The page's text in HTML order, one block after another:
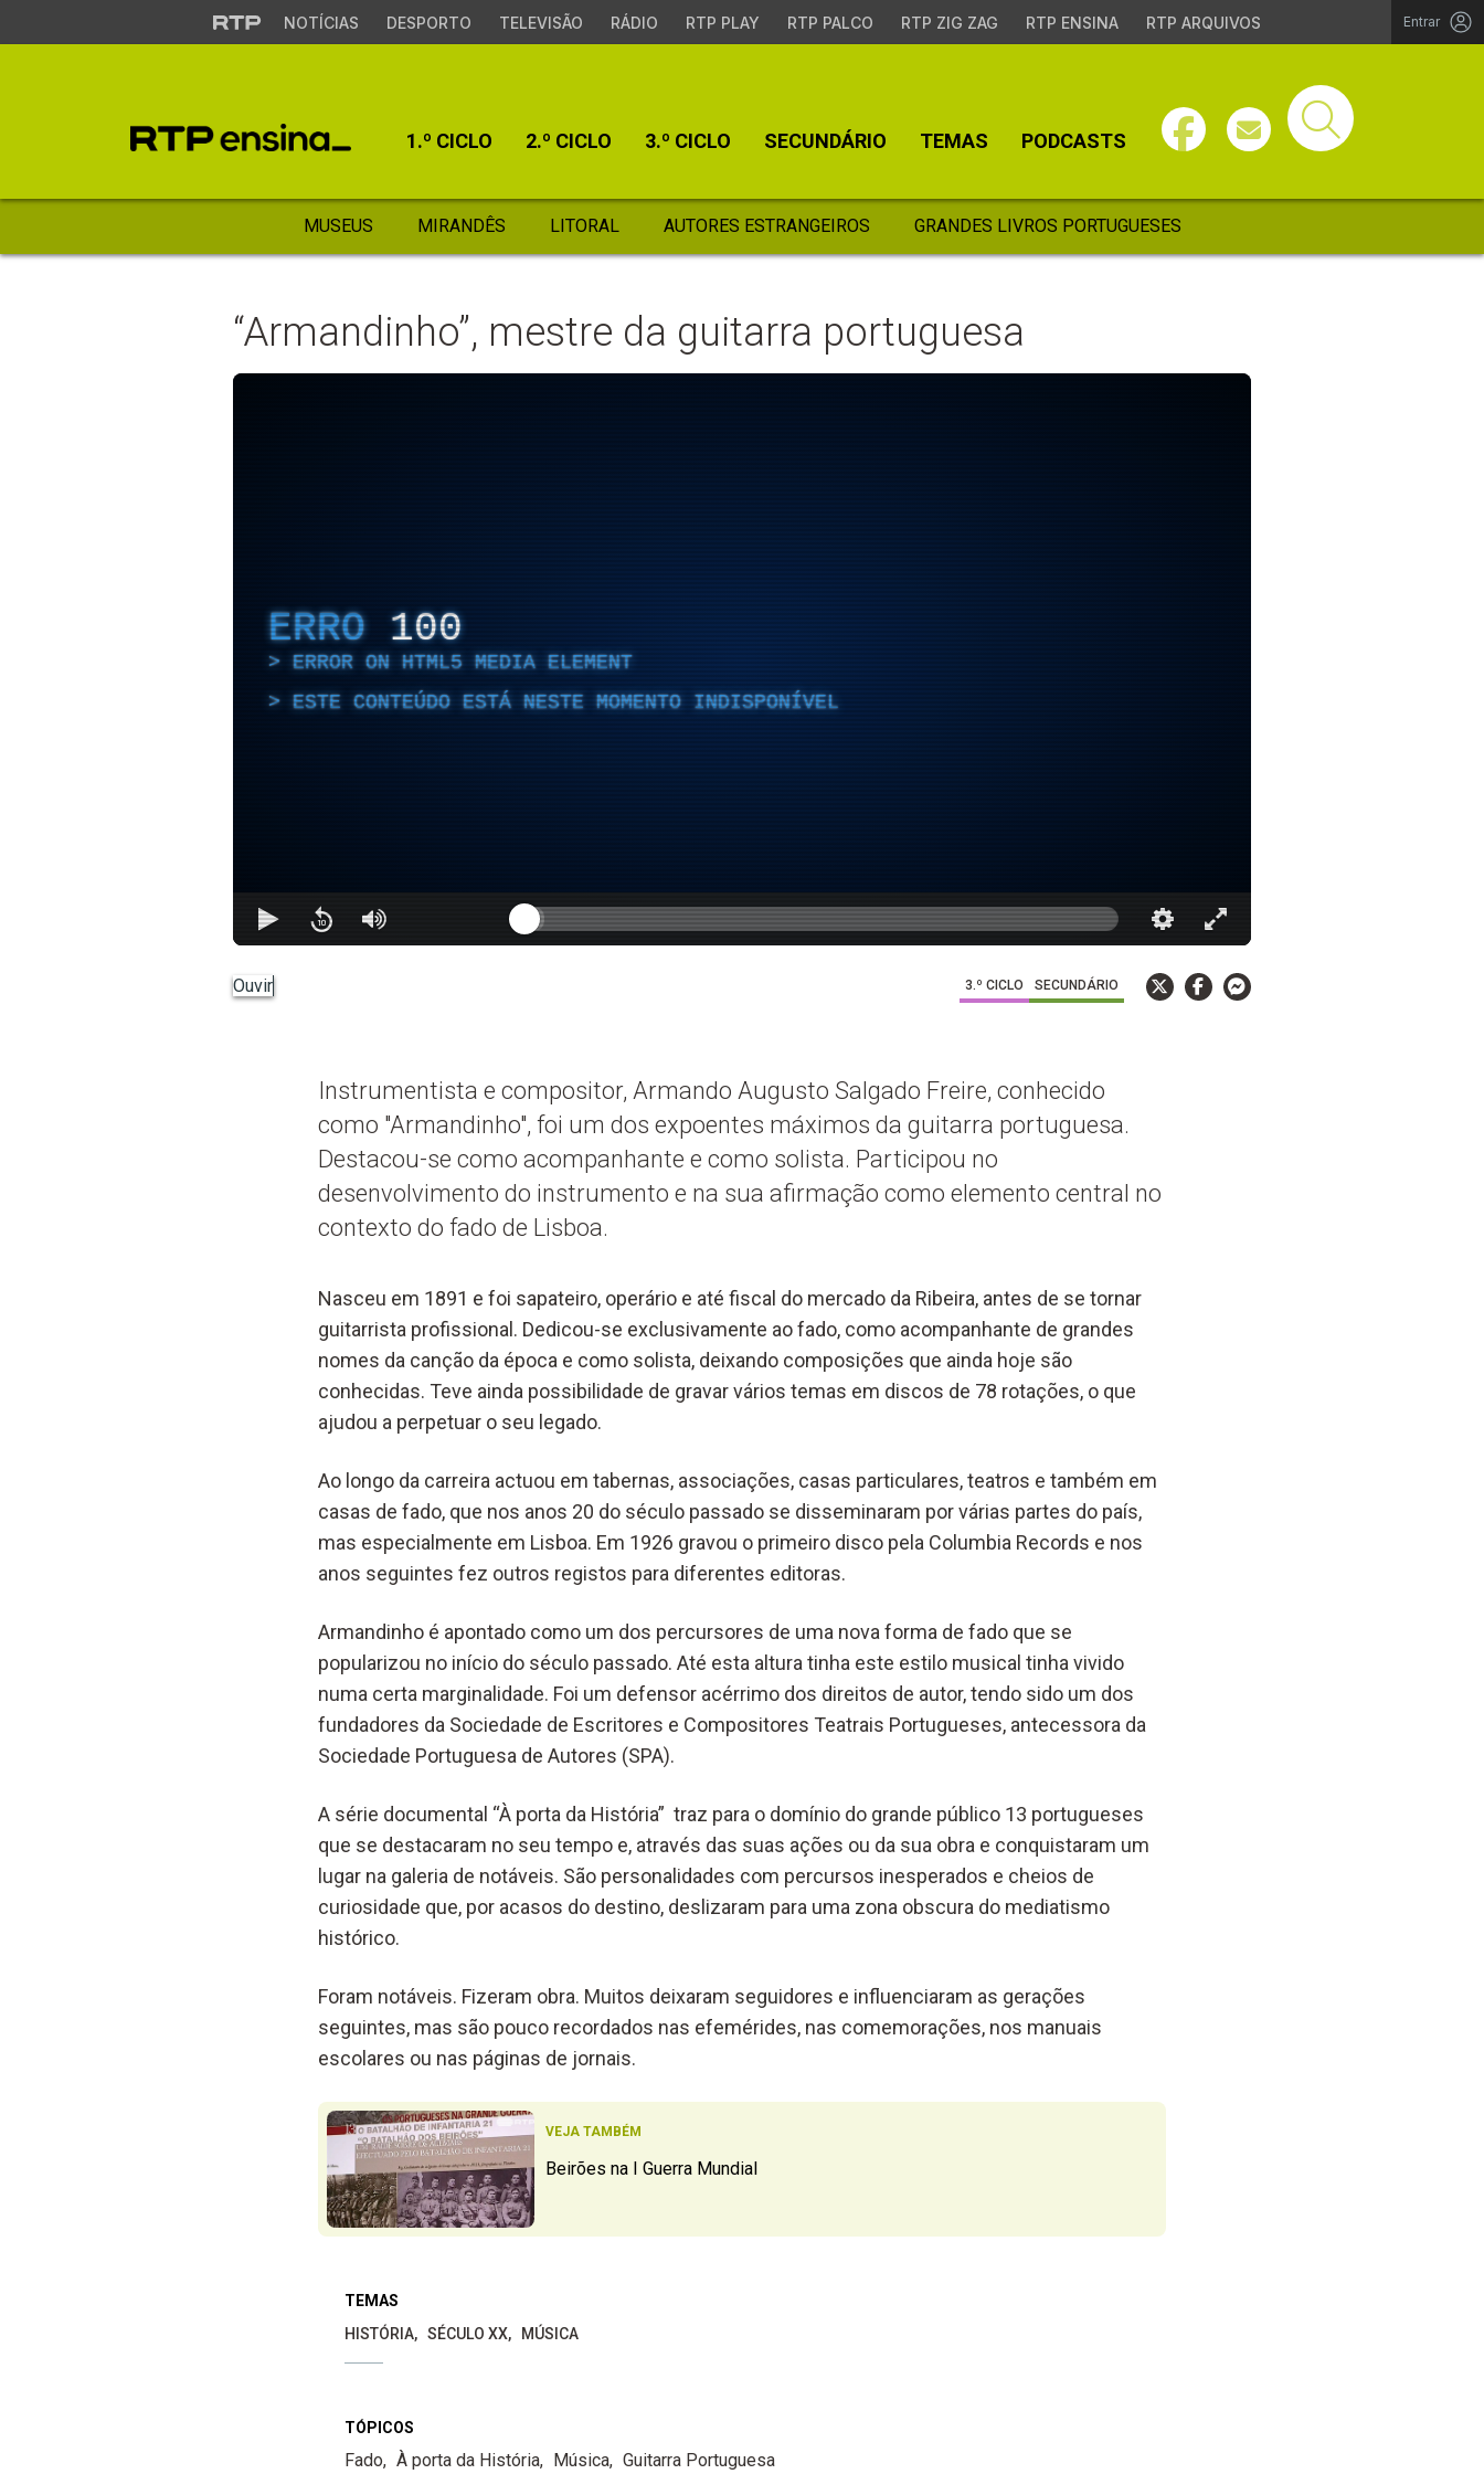
NOTÍCIAS DESPORTO TELEVISÃO RÁDIO RTP PLAY RTP PALCO RTP ZIG ZAG RTP ENSINA RTP ARQUIVOS Entrar
1.º CICLO 2.º CICLO 3.º CICLO SECUNDÁRIO TEMAS PODCASTS
MUSEUS MIRANDÊS LITORAL AUTORES ESTRANGEIROS GRANDES LIVROS PORTUGUESES
“Armandinho”, mestre da guitarra portuguesa
ERRO 100
ERROR ON HTML5 MEDIA ELEMENT
ESTE CONTEÚDO ESTÁ NESTE MOMENTO INDISPONÍVEL
Ouvir 3.º CICLO SECUNDÁRIO
Instrumentista e compositor, Armando Augusto Salgado Freire, conhecido
como "Armandinho", foi um dos expoentes máximos da guitarra portuguesa.
Destacou-se como acompanhante e como solista. Participou no
desenvolvimento do instrumento e na sua afirmação como elemento central no
contexto do fado de Lisboa.
Nasceu em 1891 e foi sapateiro, operário e até fiscal do mercado da Ribeira, antes de se tornar
guitarrista profissional. Dedicou-se exclusivamente ao fado, como acompanhante de grandes
nomes da canção da época e como solista, deixando composições que ainda hoje são
conhecidas. Teve ainda possibilidade de gravar vários temas em discos de 78 rotações, o que
ajudou a perpetuar o seu legado.
Ao longo da carreira actuou em tabernas, associações, casas particulares, teatros e também em
casas de fado, que nos anos 20 do século passado se disseminaram por várias partes do país,
mas especialmente em Lisboa. Em 1926 gravou o primeiro disco pela Columbia Records e nos
anos seguintes fez outros registos para diferentes editoras.
Armandinho é apontado como um dos percursores de uma nova forma de fado que se
popularizou no início do século passado. Até esta altura tinha este estilo musical tinha vivido
numa certa marginalidade. Foi um defensor acérrimo dos direitos de autor, tendo sido um dos
fundadores da Sociedade de Escritores e Compositores Teatrais Portugueses, antecessora da
Sociedade Portuguesa de Autores (SPA).
A série documental “À porta da História” traz para o domínio do grande público 13 portugueses
que se destacaram no seu tempo e, através das suas ações ou da sua obra e conquistaram um
lugar na galeria de notáveis. São personalidades com percursos inesperados e cheios de
curiosidade que, por acasos do destino, deslizaram para uma zona obscura do mediatismo
histórico.
Foram notáveis. Fizeram obra. Muitos deixaram seguidores e influenciaram as gerações
seguintes, mas são pouco recordados nas efemérides, nas comemorações, nos manuais
escolares ou nas páginas de jornais.
VEJA TAMBÉM
Beirões na I Guerra Mundial
TEMAS
HISTÓRIA
SÉCULO XX MÚSICA
TÓPICOS
Fado À porta da História Música Guitarra Portuguesa